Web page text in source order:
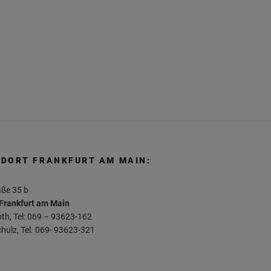
FRANKFURT AM MAIN:
35 b
am Main
Tel: 069 – 93623-162
Tel. 069- 93623-321